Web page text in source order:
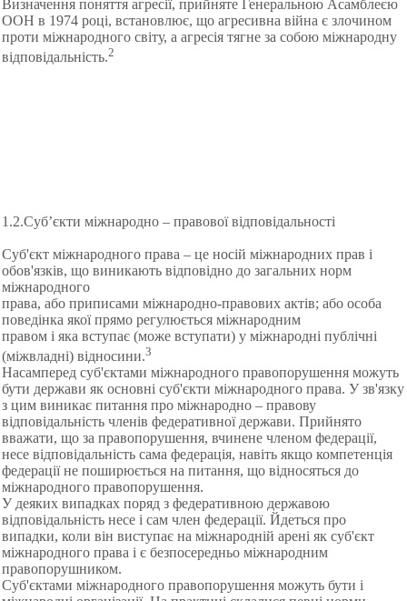
Визначення поняття агресії, прийняте Генеральною Асамблеєю
ООН в 1974 році, встановлює, що агресивна війна є злочином
проти міжнародного світу, а агресія тягне за собою міжнародну
відповідальність.2
1.2.Суб’єкти міжнародно – правової відповідальності
Суб'єкт міжнародного права – це носій міжнародних прав і
обов'язків, що виникають відповідно до загальних норм
міжнародного
права, або приписами міжнародно-правових актів; або особа
поведінка якої прямо регулюється міжнародним
правом і яка вступає (може вступати) у міжнародні публічні
(міжвладні) відносини.3
Насамперед суб'єктами міжнародного правопорушення можуть
бути держави як основні суб'єкти міжнародного права. У зв'язку
з цим виникає питання про міжнародно – правову
відповідальність членів федеративної держави. Прийнято
вважати, що за правопорушення, вчинене членом федерації,
несе відповідальність сама федерація, навіть якщо компетенція
федерації не поширюється на питання, що відносяться до
міжнародного правопорушення.
У деяких випадках поряд з федеративною державою
відповідальність несе і сам член федерації. Йдеться про
випадки, коли він виступає на міжнародній арені як суб'єкт
міжнародного права і є безпосередньо міжнародним
правопорушником.
Суб'єктами міжнародного правопорушення можуть бути і